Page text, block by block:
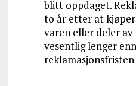
blitt oppdaget.
to år etter at
varen eller deler
vesentlig lenger
reklamasjonsfristen